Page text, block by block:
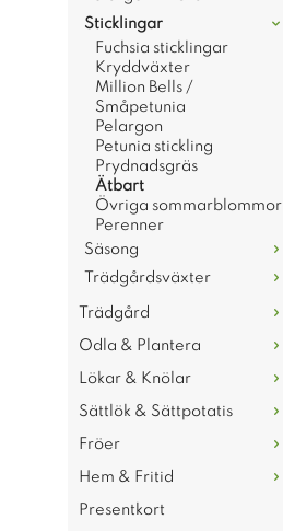
Sticklingar
Fuchsia sticklingar
Kryddväxter
Million Bells /
Småpetunia
Pelargon
Petunia stickling
Prydnadsgräs
Ätbart
Övriga sommarblommor
Perenner
Säsong
Trädgårdsväxter
Trädgård
Odla & Plantera
Lökar & Knölar
Sättlök & Sättpotatis
Fröer
Hem & Fritid
Presentkort